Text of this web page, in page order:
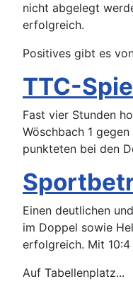
nicht abgelegt
erfolgreich.
Positives gibt es
TTC-
Fast vier Stunden
Wöschbach 1
punkteten bei den
Einen deutlichen
im Doppel sowie
erfolgreich. Mit
Auf Tabellenplatz...